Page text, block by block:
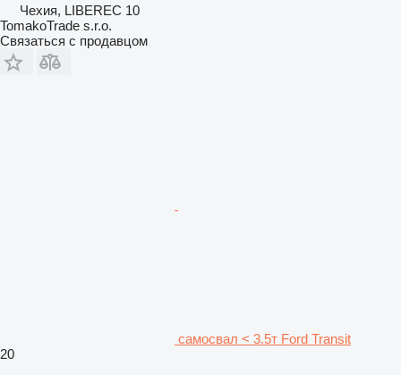
Чехия, LIBEREC 10
TomakoTrade s.r.o.
Связаться с продавцом
самосвал < 3.5т Ford Transit
20